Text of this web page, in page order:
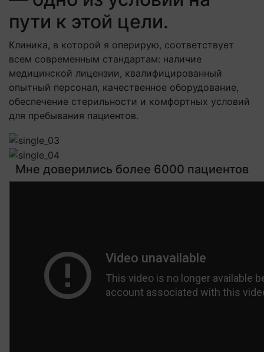
пути к этой цели.
Клиника, в которой я оперирую, соответствует
всем современным стандартам: наличие
медицинской лицензии, квалифицированный
опытный персонал, качественное оборудование,
обеспечение стерильности и комфортных условий
для пребывания пациентов.
Мне доверились более 6000 пациентов